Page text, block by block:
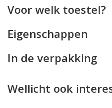
probleemloos op in elk
vriendelijke uitstraling.
Qi Gecertificeerd
Qi certificering en wordt
die u op uw eigen oplader
Voor welk toestel?
Eigenschappen
In de verpakking
Wellicht ook